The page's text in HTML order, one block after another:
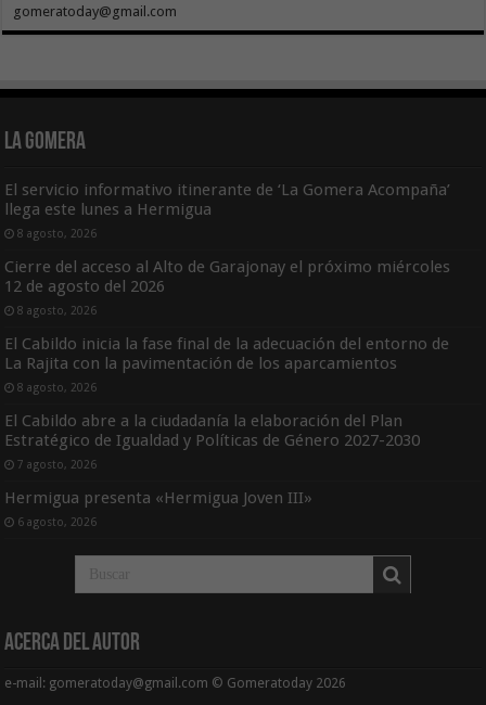
gomeratoday@gmail.com
La Gomera
El servicio informativo itinerante de ‘La Gomera Acompaña’
llega este lunes a Hermigua
8 agosto, 2026
Cierre del acceso al Alto de Garajonay el próximo miércoles
12 de agosto del 2026
8 agosto, 2026
El Cabildo inicia la fase final de la adecuación del entorno de
La Rajita con la pavimentación de los aparcamientos
8 agosto, 2026
El Cabildo abre a la ciudadanía la elaboración del Plan
Estratégico de Igualdad y Políticas de Género 2027-2030
7 agosto, 2026
Hermigua presenta «Hermigua Joven III»
6 agosto, 2026
Acerca del Autor
e-mail: gomeratoday@gmail.com © Gomeratoday 2026